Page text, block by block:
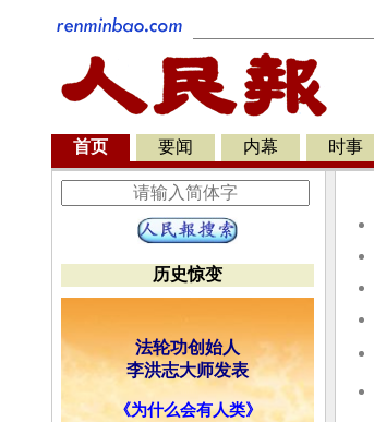
首页 要闻 内幕 时事
历史惊变
法轮功创始人
李洪志大师发表
《为什么会有人类》